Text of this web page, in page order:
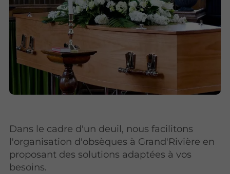
Dans le cadre d'un deuil, nous facilitons
l'organisation d'obsèques à Grand'Rivière en
proposant des solutions adaptées à vos
besoins.